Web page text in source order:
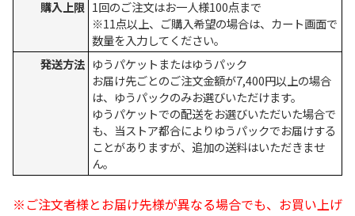
購入上限 1回のご注文はお一人様100点まで
※11点以上、ご購入希望の場合は、カート画面で
数量を入力してください。
発送方法 ゆうパケットまたはゆうパック
お届け先ごとのご注文金額が7,400円以上の場合
は、ゆうパックのみお選びいただけます。
ゆうパケットでの配送をお選びいただいた場合で
も、当ストア都合によりゆうパックでお届けする
ことがありますが、追加の送料はいただきませ
ん。
※ご注文者様とお届け先様が異なる場合でも、お買い上げ